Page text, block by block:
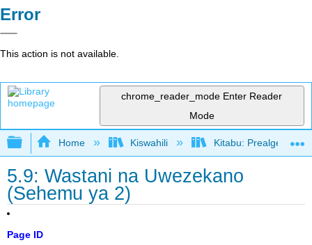
Error
This action is not available.
chrome_reader_mode Enter Reader
Mode
Expand/collapse global hierarchy
Home Kiswahili Kitabu: Prealgebra
5.9: Wastani na Uwezekano
(Sehemu ya 2)
Page ID